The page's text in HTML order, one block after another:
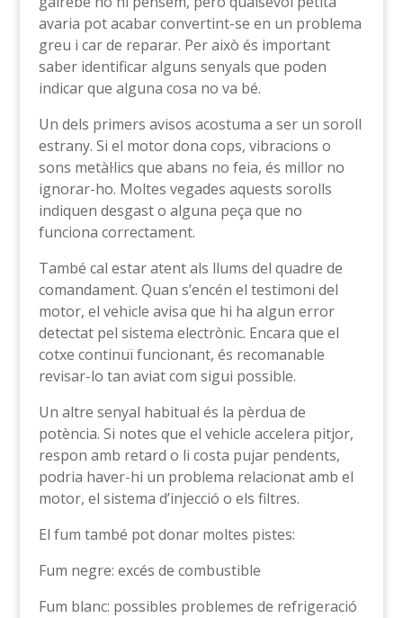
avaria pot acabar convertint-se en un problema
greu i car de reparar. Per això és important
saber identificar alguns senyals que poden
indicar que alguna cosa no va bé.
Un dels primers avisos acostuma a ser un soroll
estrany. Si el motor dona cops, vibracions o
sons metàl·lics que abans no feia, és millor no
ignorar-ho. Moltes vegades aquests sorolls
indiquen desgast o alguna peça que no
funciona correctament.
També cal estar atent als llums del quadre de
comandament. Quan s’encén el testimoni del
motor, el vehicle avisa que hi ha algun error
detectat pel sistema electrònic. Encara que el
cotxe continuï funcionant, és recomanable
revisar-lo tan aviat com sigui possible.
Un altre senyal habitual és la pèrdua de
potència. Si notes que el vehicle accelera pitjor,
respon amb retard o li costa pujar pendents,
podria haver-hi un problema relacionat amb el
motor, el sistema d’injecció o els filtres.
El fum també pot donar moltes pistes:
Fum negre: excés de combustible
Fum blanc: possibles problemes de refrigeració